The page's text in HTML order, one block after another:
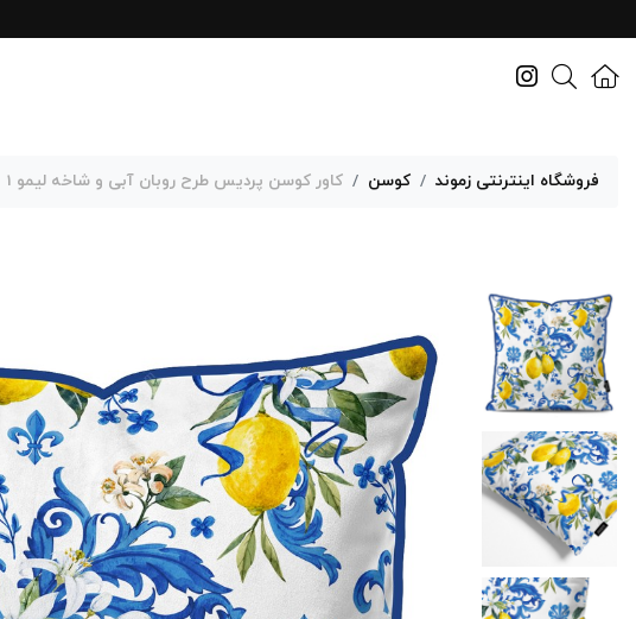
فروشگاه اینترنتی زموند کوسن کاور کوسن پردیس طرح روبان آبی و شاخه لیمو 1